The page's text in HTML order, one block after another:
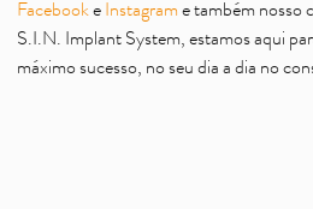
Facebooke Instagram e também nosso
S.I.N. Implant System, estamos aqui
máximo sucesso, no seu dia a dia no